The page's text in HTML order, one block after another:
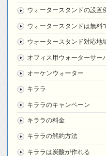
ウォータースタンドの設置
ウォータースタンドは無料
ウォータースタンド対応地
オフィス用ウォーターサー
オーケンウォーター
キララ
キララのキャンペーン
キララの料金
キララの解約方法
キララは炭酸が作れる